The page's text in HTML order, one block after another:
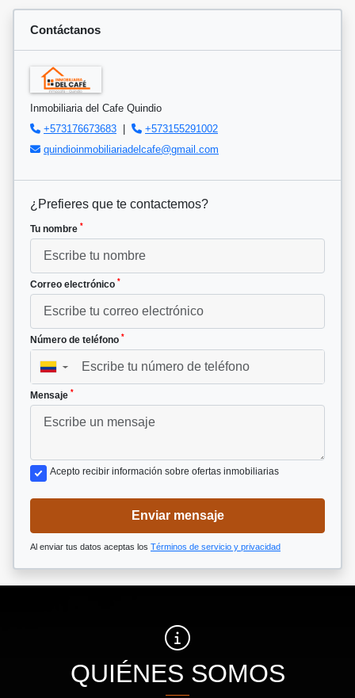
Contáctanos
Inmobiliaria del Cafe Quindio
+573176673683 |
+573155291002
quindioinmobiliariadelcafe@gmail.com
¿Prefieres que te contactemos?
Tu nombre *
Correo electrónico *
Número de teléfono *
▼
Mensaje *
Acepto recibir información sobre ofertas inmobiliarias
Enviar mensaje
Al enviar tus datos aceptas los Términos de servicio y privacidad
QUIÉNES SOMOS